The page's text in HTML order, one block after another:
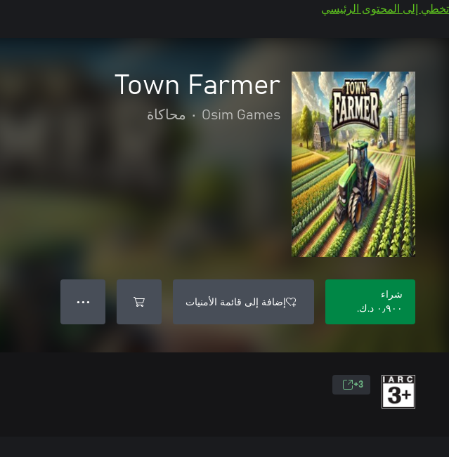
تخطي إلى المحتوى الرئيسي
Town Farmer
Osim Games
• محاكاة
شراء
٠٫٩٠٠ د.ك.‏
إضافة إلى قائمة الأمنيات ● ● ●
3+